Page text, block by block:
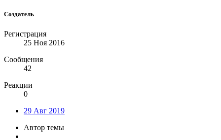
Создатель
Регистрация
25 Ноя 2016
Сообщения
42
Реакции
0
29 Авг 2019
Автор темы